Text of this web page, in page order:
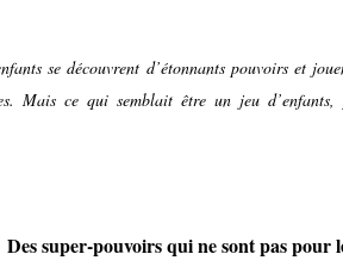
se découvrent d’étonnants pouvoirs et
Mais ce qui semblait être un jeu
Des super-pouvoirs qui ne sont pas pour